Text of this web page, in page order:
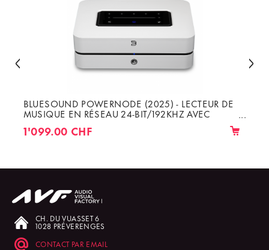
BLUESOUND POWERNODE (2025) - LECTEUR DE
MUSIQUE EN RÉSEAU 24-BIT/192KHZ AVEC
AMPLI DE 3×80W OU 2×100W RMS 8Ω
1'099.00 CHF
CH. DU VUASSET 6
1028 PRÉVERENGES
CONTACT PAR EMAIL